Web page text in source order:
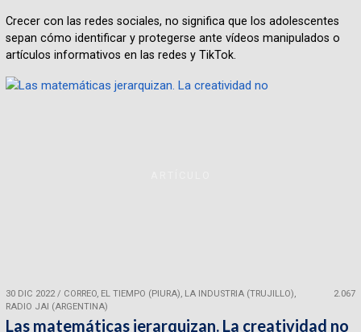
Crecer con las redes sociales, no significa que los adolescentes
sepan cómo identificar y protegerse ante vídeos manipulados o
artículos informativos en las redes y TikTok.
30 DIC 2022/ CORREO, EL TIEMPO (PIURA), LA INDUSTRIA (TRUJILLO),
RADIO JAI (ARGENTINA)
2.067
Las matemáticas jerarquizan. La creatividad no